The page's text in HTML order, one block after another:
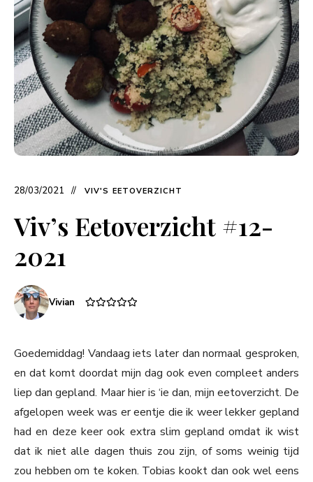
28/03/2021 VIV'S EETOVERZICHT
Viv’s Eetoverzicht #12-
2021
Vivian
Goedemiddag! Vandaag iets later dan normaal gesproken,
en dat komt doordat mijn dag ook even compleet anders
liep dan gepland. Maar hier is ‘ie dan, mijn eetoverzicht. De
afgelopen week was er eentje die ik weer lekker gepland
had en deze keer ook extra slim gepland omdat ik wist
dat ik niet alle dagen thuis zou zijn, of soms weinig tijd
zou hebben om te koken. Tobias kookt dan ook wel eens